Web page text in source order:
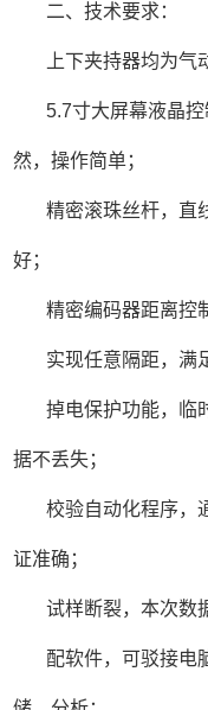
二、技术要求：
上下夹持器均为气动
5.7寸大屏幕液晶控
然，操作简单；
精密滚珠丝杆，直
好；
精密编码器距离控制
实现任意隔距，满足
掉电保护功能，临
据不丢失；
校验自动化程序，
证准确；
试样断裂，本次数据
配软件，可驳接电